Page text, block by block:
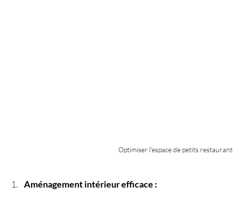
Optimiser l'espace de petits
Aménagement intérieur efficace :